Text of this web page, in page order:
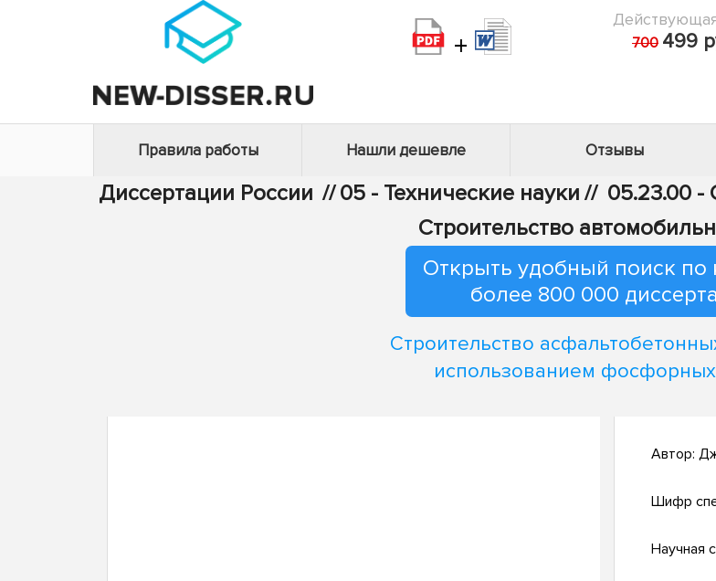
+ 700 499
Правила работы Нашли дешевле Отзывы
Диссертации России // 05 - Технические науки // 05.23.00 -
Строительство
Открыть удобный поиск по
более 800 000
Строительство
использованием
Автор:
Шифр
Научная